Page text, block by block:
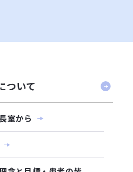
ついて
室から